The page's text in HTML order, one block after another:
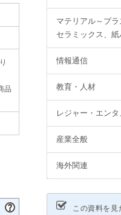
品
マテリアル～プラ
セラミックス、
情報通信
教育・人材
レジャー・エン
産業全般
海外関連
この資料を